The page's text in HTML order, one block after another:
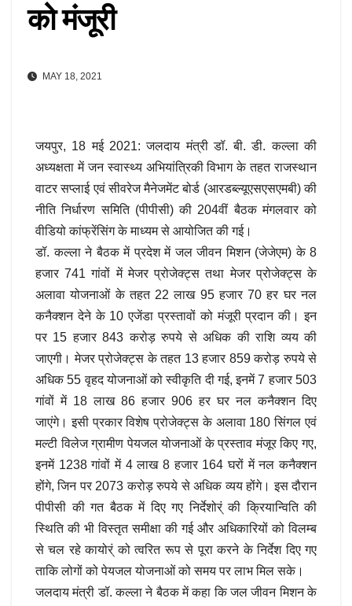
को मंजूरी
MAY 18, 2021
जयपुर, 18 मई 2021: जलदाय मंत्री डॉ. बी. डी. कल्ला की
अध्यक्षता में जन स्वास्थ्य अभियांत्रिकी विभाग के तहत राजस्थान
वाटर सप्लाई एवं सीवरेज मैनेजमेंट बोर्ड (आरडब्ल्यूएसएसएमबी) की
नीति निर्धारण समिति (पीपीसी) की 204वीं बैठक मंगलवार को
वीडियो कांफ्रेंसिंग के माध्यम से आयोजित की गई।
डॉ. कल्ला ने बैठक में प्रदेश में जल जीवन मिशन (जेजेएम) के 8
हजार 741 गांवों में मेजर प्रोजेक्ट्स तथा मेजर प्रोजेक्ट्स के
अलावा योजनाओं के तहत 22 लाख 95 हजार 70 हर घर नल
कनैक्शन देने के 10 एजेंडा प्रस्तावों को मंजूरी प्रदान की। इन
पर 15 हजार 843 करोड़ रुपये से अधिक की राशि व्यय की
जाएगी। मेजर प्रोजेक्ट्स के तहत 13 हजार 859 करोड़ रुपये से
अधिक 55 वृहद योजनाओं को स्वीकृति दी गई, इनमें 7 हजार 503
गांवों में 18 लाख 86 हजार 906 हर घर नल कनैक्शन दिए
जाएंगे। इसी प्रकार विशेष प्रोजेक्ट्स के अलावा 180 सिंगल एवं
मल्टी विलेज ग्रामीण पेयजल योजनाओं के प्रस्ताव मंजूर किए गए,
इनमें 1238 गांवों में 4 लाख 8 हजार 164 घरों में नल कनैक्शन
होंगे, जिन पर 2073 करोड़ रुपये से अधिक व्यय होंगे। इस दौरान
पीपीसी की गत बैठक में दिए गए निर्देशोर्ं की क्रियान्विति की
स्थिति की भी विस्तृत समीक्षा की गई और अधिकारियों को विलम्ब
से चल रहे कायोर्ं को त्वरित रूप से पूरा करने के निर्देश दिए गए
ताकि लोगों को पेयजल योजनाओं को समय पर लाभ मिल सके।
जलदाय मंत्री डॉ. कल्ला ने बैठक में कहा कि जल जीवन मिशन के